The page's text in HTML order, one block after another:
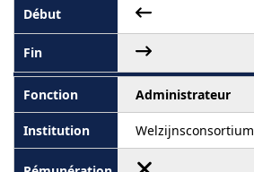
Administrateur
Welzijnsconsortium